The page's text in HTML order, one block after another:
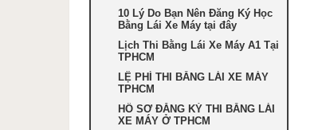
10 Lý Do Bạn Nên Đăng Ký Học
Bằng Lái Xe Máy tại đây
Lịch Thi Bằng Lái Xe Máy A1 Tại
TPHCM
LỆ PHÍ THI BẰNG LÁI XE MÁY
TPHCM
HỒ SƠ ĐĂNG KÝ THI BẰNG LÁI
XE MÁY Ở TPHCM